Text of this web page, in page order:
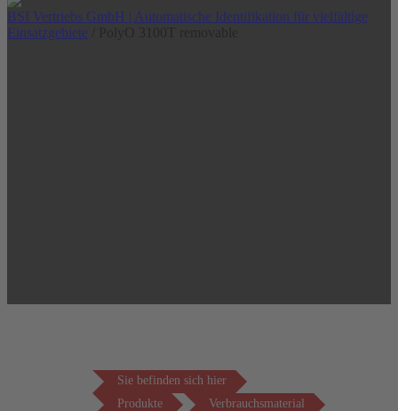
BSI Vertriebs GmbH | Automatische Identifikation für vielfältige
Einsatzgebiete
Sie befinden sich hier
Produkte
Verbrauchsmaterial